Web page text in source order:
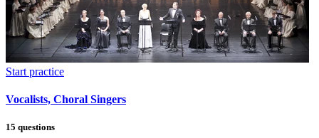
Start practice
Vocalists, Choral Singers
15 questions